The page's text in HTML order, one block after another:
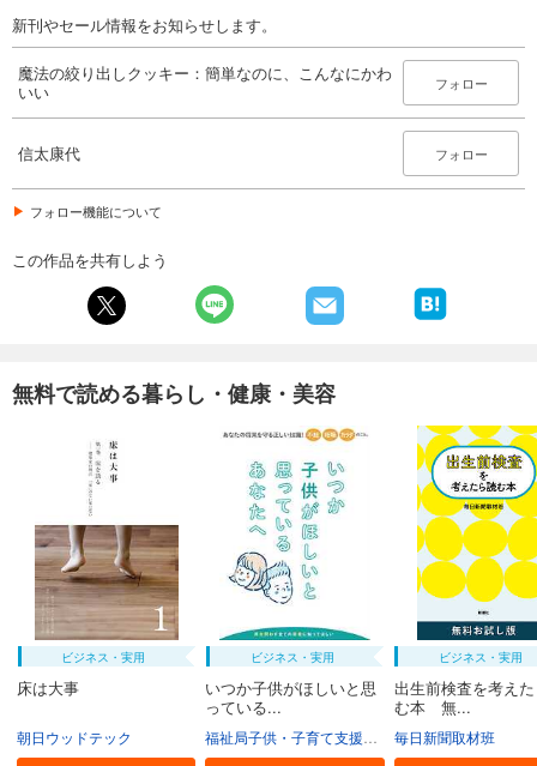
新刊やセール情報をお知らせします。
魔法の絞り出しクッキー：簡単なのに、こんなにかわ
いい
フォロー
信太康代 フォロー
フォロー機能について
この作品を共有しよう
無料で読める暮らし・健康・美容
ビジネス・実用
床は大事
朝日ウッドテック
ビジネス・実用
いつか子供がほしいと思
っている...
福祉局子供・子育て支援部家庭支援課 東京都
ビジネス・実用
出生前検査を考え
む本 無...
毎日新聞取材班